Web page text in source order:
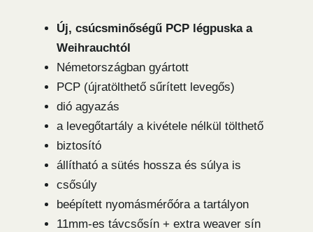
Új, csúcsminőségű PCP légpuska a
Weihrauchtól
Németországban gyártott
PCP (újratölthető sűrített levegős)
dió agyazás
a levegőtartály a kivétele nélkül tölthető
biztosító
állítható a sütés hossza és súlya is
csősúly
beépített nyomásmérőóra a tartályon
11mm-es távcsősín + extra weaver sín